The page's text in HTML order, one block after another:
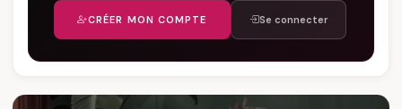
CRÉER MON COMPTE Se connecter